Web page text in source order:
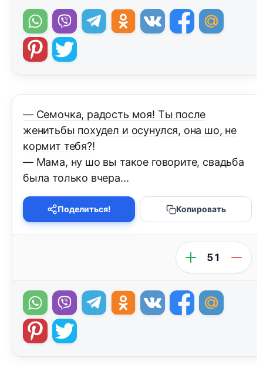
— Семочка, радость моя! Ты после
женитьбы похудел и осунулся, она шо, не
кормит тебя?!
— Мама, ну шо вы такое говорите, свадьба
была только вчера...
Поделиться! Копировать
51